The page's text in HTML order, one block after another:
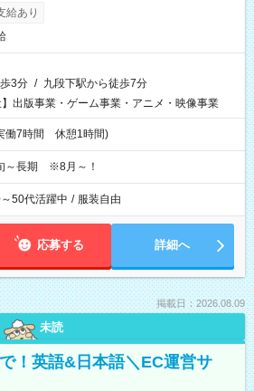
給あり
3分 / 九段下駅から徒歩7分
】出版事業・ゲーム事業・アニメ・映像事業
働7時間 休憩1時間)
～長期 ※8月～！
50代活躍中 / 服装自由
応募する 詳細へ
掲載日：2026.08.09
未読
！英語&日本語＼EC運営サ